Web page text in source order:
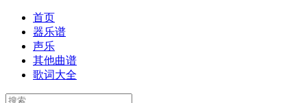
首页
器乐谱
声乐
其他曲谱
歌词大全